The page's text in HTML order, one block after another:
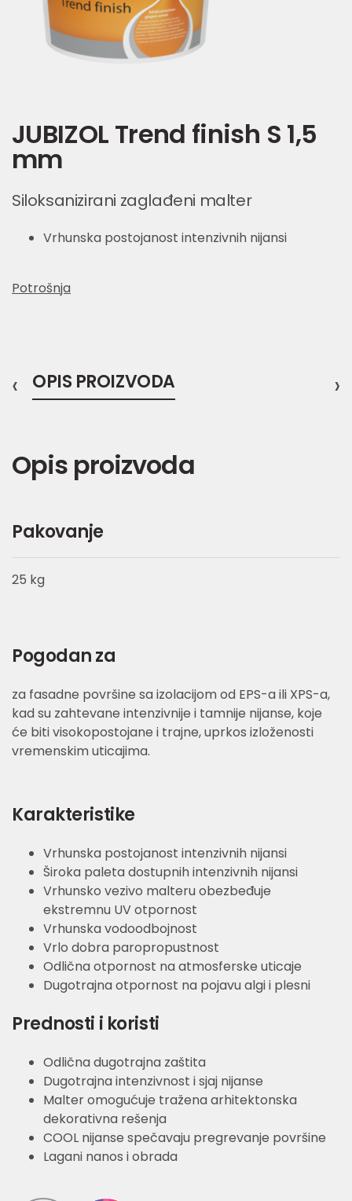
JUBIZOL Trend finish S 1,5
mm
Siloksanizirani zaglađeni malter
Vrhunska postojanost intenzivnih nijansi
Potrošnja
OPIS PROIZVODA
‹ ›
Opis proizvoda
Pakovanje
25 kg
Pogodan za
za fasadne površine sa izolacijom od EPS-a ili XPS-a,
kad su zahtevane intenzivnije i tamnije nijanse, koje
će biti visokopostojane i trajne, uprkos izloženosti
vremenskim uticajima.
Karakteristike
Vrhunska postojanost intenzivnih nijansi
Široka paleta dostupnih intenzivnih nijansi
Vrhunsko vezivo malteru obezbeđuje
ekstremnu UV otpornost
Vrhunska vodoodbojnost
Vrlo dobra paropropustnost
Odlična otpornost na atmosferske uticaje
Dugotrajna otpornost na pojavu algi i plesni
Prednosti i koristi
Odlična dugotrajna zaštita
Dugotrajna intenzivnost i sjaj nijanse
Malter omogućuje tražena arhitektonska
dekorativna rešenja
COOL nijanse spečavaju pregrevanje površine
Lagani nanos i obrada